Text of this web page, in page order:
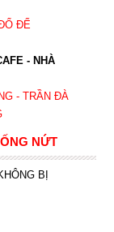
ĐỂ
- NHÀ
- TRẦN ĐÀ
NỨT
BỊ